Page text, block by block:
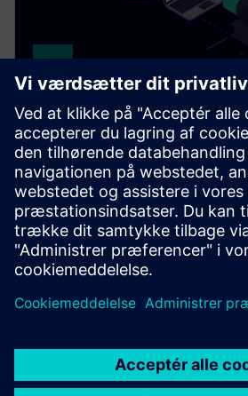
Drivetrain Analyzer
Monitor and analyze data from
in real time using AI. Drivetrain
increases system availability and
consumption.